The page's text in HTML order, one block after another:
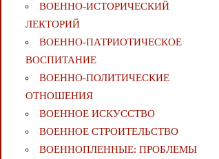
ВОЕННО-ИСТОРИЧЕСКИЙ
ЛЕКТОРИЙ
ВОЕННО-ПАТРИОТИЧЕСКОЕ
ВОСПИТАНИЕ
ВОЕННО-ПОЛИТИЧЕСКИE
ОТНОШЕНИЯ
ВОЕННОЕ ИСКУССТВО
ВОЕННОЕ СТРОИТЕЛЬСТВО
ВОЕННОПЛЕННЫЕ: ПРОБЛЕМЫ